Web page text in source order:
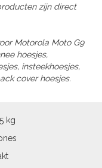
zijn direct
Motorola Moto G9
hoesjes,
insteekhoesjes,
cover hoesjes.
kg